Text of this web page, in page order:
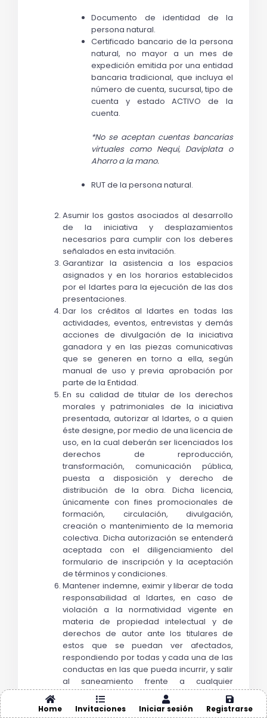
Documento de identidad de la
persona natural.
Certificado bancario de la persona
natural, no mayor a un mes de
expedición emitida por una entidad
bancaria tradicional, que incluya el
número de cuenta, sucursal, tipo de
cuenta y estado ACTIVO de la
cuenta.
*No se aceptan cuentas bancarias
virtuales como Nequi, Daviplata o
Ahorro a la mano.
RUT de la persona natural.
Asumir los gastos asociados al desarrollo
de la iniciativa y desplazamientos
necesarios para cumplir con los deberes
señalados en esta invitación.
Garantizar la asistencia a los espacios
asignados y en los horarios establecidos
por el Idartes para la ejecución de las dos
presentaciones.
Dar los créditos al Idartes en todas las
actividades, eventos, entrevistas y demás
acciones de divulgación de la iniciativa
ganadora y en las piezas comunicativas
que se generen en torno a ella, según
manual de uso y previa aprobación por
parte de la Entidad.
En su calidad de titular de los derechos
morales y patrimoniales de la iniciativa
presentada, autorizar al Idartes, o a quien
éste designe, por medio de una licencia de
uso, en la cual deberán ser licenciados los
derechos de reproducción,
transformación, comunicación pública,
puesta a disposición y derecho de
distribución de la obra. Dicha licencia,
únicamente con fines promocionales de
formación, circulación, divulgación,
creación o mantenimiento de la memoria
colectiva. Dicha autorización se entenderá
aceptada con el diligenciamiento del
formulario de inscripción y la aceptación
de términos y condiciones.
Mantener indemne, eximir y liberar de toda
responsabilidad al Idartes, en caso de
violación a la normatividad vigente en
materia de propiedad intelectual y de
derechos de autor ante los titulares de
estos que se puedan ver afectados,
respondiendo por todas y cada una de las
conductas en las que pueda incurrir, y salir
al saneamiento frente a cualquier
reclamación.
Incluir según manual de uso, los logos del
Home Invitaciones Iniciar sesión Registrarse